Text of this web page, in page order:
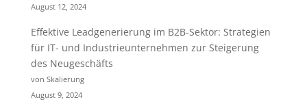
August 12, 2024
Effektive Leadgenerierung im B2B-Sektor: Strategien
für IT- und Industrieunternehmen zur Steigerung
des Neugeschäfts
von Skalierung
August 9, 2024